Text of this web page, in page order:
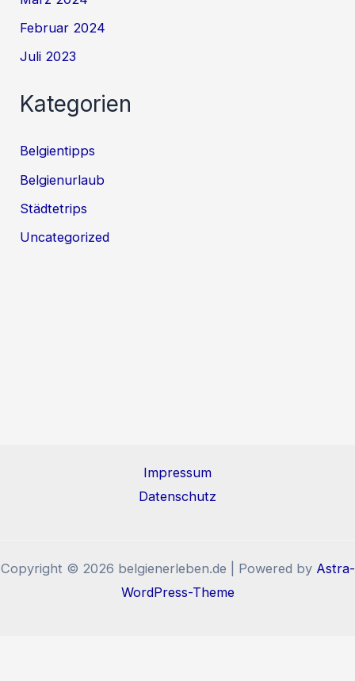
Februar 2024
Juli 2023
Kategorien
Belgientipps
Belgienurlaub
Städtetrips
Uncategorized
Impressum
Datenschutz
Copyright © 2026 belgienerleben.de | Powered by Astra-
WordPress-Theme